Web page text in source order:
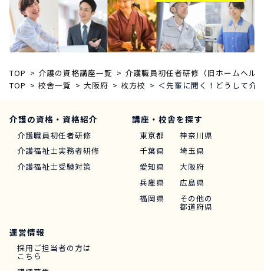
TOP 介護の資格講座一覧
介護職員初任者研修（旧ホームヘル
TOP
校舎一覧 大阪府 枚方校 ＜先輩に聞く！どうして介
介護の資格・資格紹介
介護職員初任者研修
介護福祉士実務者研修
介護福祉士受験対策
講座・校舎を探す
東京都
神奈川県
千葉県
埼玉県
愛知県
大阪府
兵庫県
広島県
福岡県
その他の
都道府県
運営情報
採用ご担当者の方は
こちら